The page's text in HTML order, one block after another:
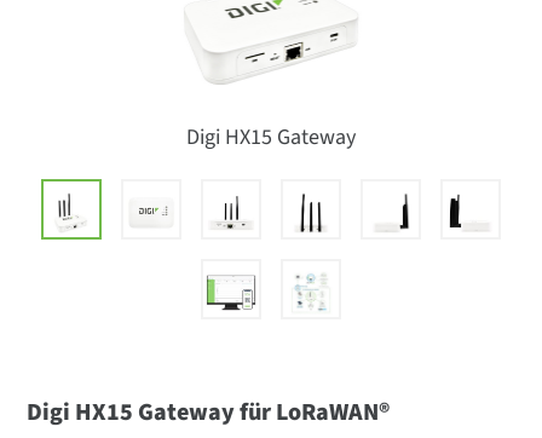
Digi HX15 Gateway
Digi HX15 Gateway für LoRaWAN®